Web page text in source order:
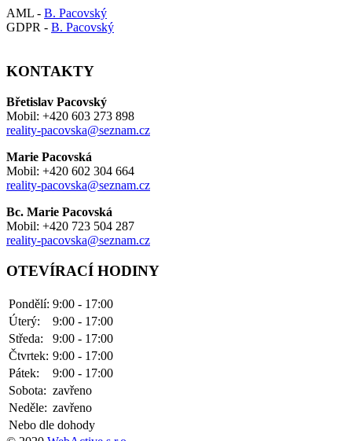
AML - B. Pacovský
GDPR - B. Pacovský
KONTAKTY
Břetislav Pacovský
Mobil: +420 603 273 898
reality-pacovska@seznam.cz
Marie Pacovská
Mobil: +420 602 304 664
reality-pacovska@seznam.cz
Bc. Marie Pacovská
Mobil: +420 723 504 287
reality-pacovska@seznam.cz
OTEVÍRACÍ HODINY
Pondělí: 9:00 - 17:00
Úterý:
9:00 - 17:00
Středa:
9:00 - 17:00
Čtvrtek: 9:00 - 17:00
Pátek:
9:00 - 17:00
Sobota: zavřeno
Neděle: zavřeno
Nebo dle dohody